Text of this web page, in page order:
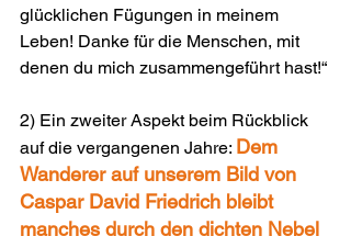
glücklichen Fügungen in meinem
Leben! Danke für die Menschen, mit
denen du mich zusammengeführt hast!“
2) Ein zweiter Aspekt beim Rückblick
auf die vergangenen Jahre: Dem
Wanderer auf unserem Bild von
Caspar David Friedrich bleibt
manches durch den dichten Nebel